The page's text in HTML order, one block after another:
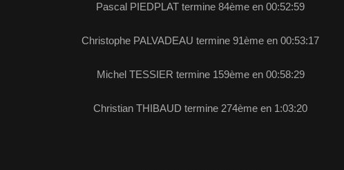
Pascal PIEDPLAT termine 84ème en 00:52:59
Christophe PALVADEAU termine 91ème en 00:53:17
Michel TESSIER termine 159ème en 00:58:29
Christian THIBAUD termine 274ème en 1:03:20